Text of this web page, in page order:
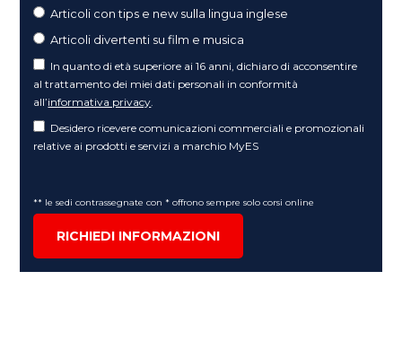
Articoli con tips e new sulla lingua inglese
Articoli divertenti su film e musica
In quanto di età superiore ai 16 anni, dichiaro di acconsentire
al trattamento dei miei dati personali in conformità
all’informativa privacy
Desidero ricevere comunicazioni commerciali e promozionali
relative ai prodotti e servizi a marchio MyES
** le sedi contrassegnate con * offrono sempre solo corsi online
RICHIEDI INFORMAZIONI